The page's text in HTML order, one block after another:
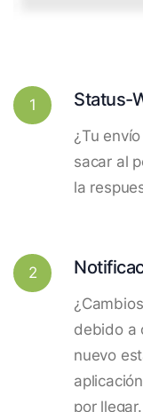
1 Status-
¿Tu
sacar al
la
2
debido a
nuevo
por llegar.